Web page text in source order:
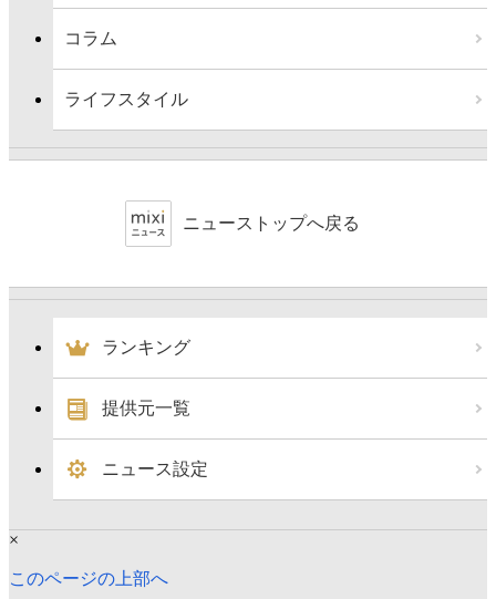
コラム
ライフスタイル
ニューストップへ戻る
ランキング
提供元一覧
ニュース設定
×
このページの上部へ